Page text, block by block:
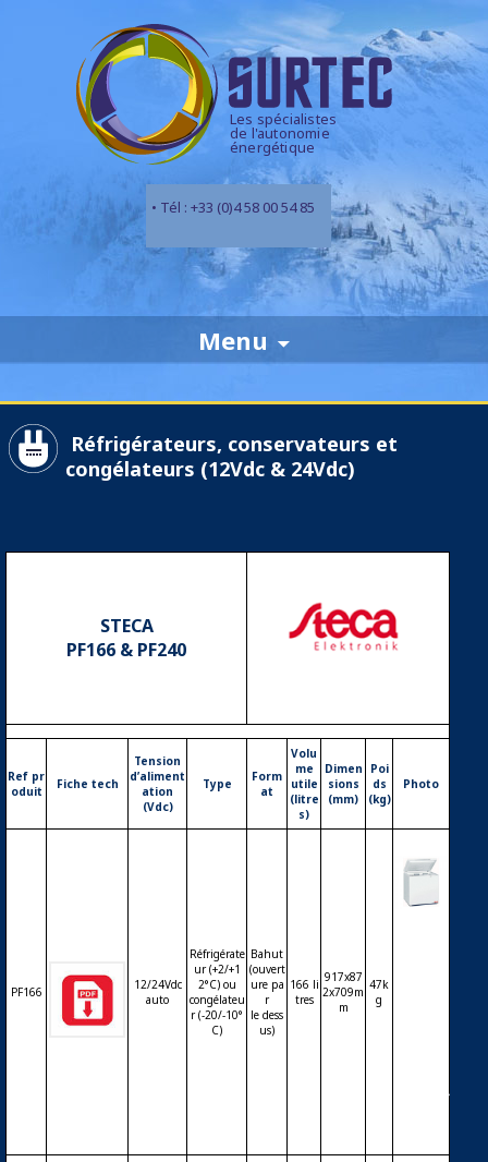
Les spécialistes
de l'autonomie
énergétique
• Tél : +33 (0)4 58 00 54 85
Menu
Réfrigérateurs, conservateurs et
congélateurs (12Vdc & 24Vdc)
STECA
PF166 & PF240
Ref pr
oduit
Fiche tech
Tension
d’aliment
ation
(Vdc)
Type
Form
at
Volu
me
utile
(litre
s)
Dimen
sions
(mm)
Poi
ds
(kg)
Photo
PF166
12/24Vdc
auto
Réfrigérate
ur (+2/+1
2°C) ou
congélateu
r (-20/-10°
C)
Bahut
(ouvert
ure pa
r
le dess
us)
166 li
tres
917x87
2x709m
m
47k
g